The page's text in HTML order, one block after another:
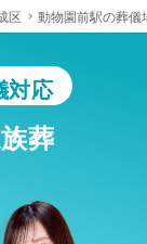
区 動物園前駅の葬儀
対応
葬